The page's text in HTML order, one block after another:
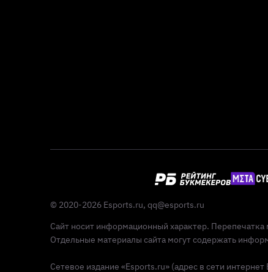
© 2020-2026 Esports.ru, qq@esports.ru
Сайт носит информационный характер.
Отдельные материалы сайта могут содержать
Сетевое издание «Esports.ru» (адрес в сети